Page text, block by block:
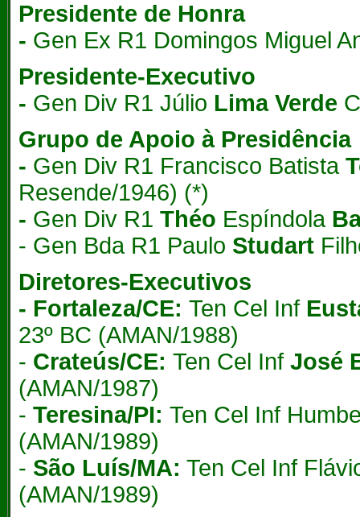
Presidente de Honra
- Gen Ex R1 Domingos Miguel
Presidente-Executivo
- Gen Div R1 Júlio Lima Verde
Grupo de Apoio à Presidência
- Gen Div R1 Francisco Batista
Resende/1946) (*)
- Gen Div R1 Théo Espíndola
- Gen Bda R1 Paulo Studart
Diretores-Executivos
- Fortaleza/CE: Ten Cel Inf
23º BC (AMAN/1988)
- Crateús/CE: Ten Cel Inf José
(AMAN/1987)
- Teresina/PI: Ten Cel Inf
(AMAN/1989)
- São Luís/MA: Ten Cel Inf
(AMAN/1989)